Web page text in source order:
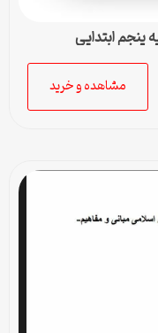
مشاهده و خرید